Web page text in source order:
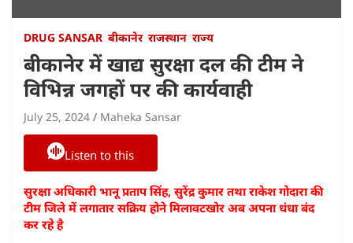
DRUG SANSAR बीकानेर राजस्थान राज्य
बीकानेर में खाद्य सुरक्षा दल की टीम ने
विभिन्न जगहों पर की कार्यवाही
July 25, 2024 Maheka Sansar
Listen to this
सुरक्षा अधिकारी भानू प्रताप सिंह, सुरेंद्र कुमार तथा राकेश गोदारा की
टीम जिले में लगातार सक्रिय होने मिलावटखोर अब अपना धंधा बंद
कर रहे है